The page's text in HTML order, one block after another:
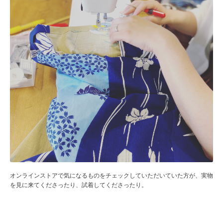
オンラインストアで気になるものをチェックしていただいていた方が、実物
を見に来てくださったり、試着してくださったり。